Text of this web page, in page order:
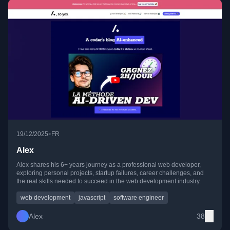
d'architecture technique et maîtriser les fonctionnalités avancées de
TypeScript. Suivez pour des conseils pratiques de développement
Node.js, tutoriels Docker, fonctionnalités du langage JavaScript et
meilleures pratiques d'ingénierie logicielle pour applications web
19/12/2025• FR
Alex
Alex shares his 6+ years journey as a professional web developer,
exploring personal projects, startup failures, career challenges, and
the real skills needed to succeed in the web development industry.
web development javascript software engineer
Alex 38